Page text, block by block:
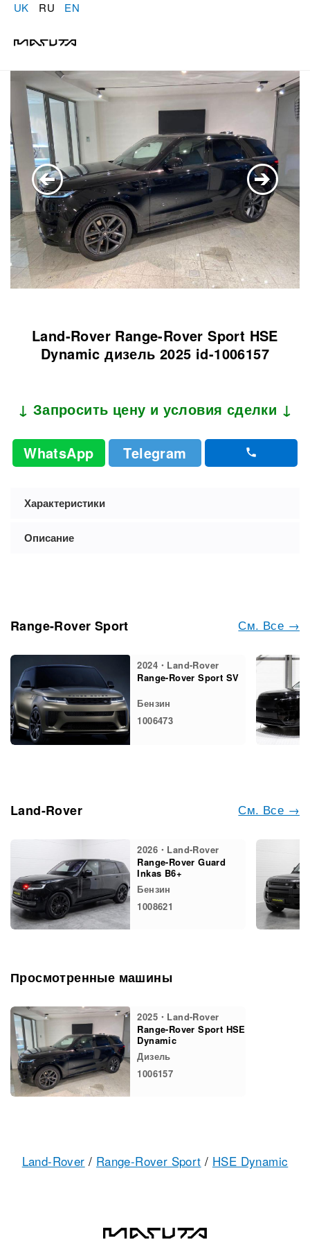
UK RU EN
Land-Rover Range-Rover Sport HSE
Dynamic дизель 2025 id-1006157
↓ Запросить цену и условия сделки ↓
WhatsApp Telegram
Характеристики
Описание
См. Все →
Range-Rover Sport
2024・Land-Rover
Range-Rover Sport SV
Бензин
1006473
См. Все →
Land-Rover
2026・Land-Rover
Range-Rover Guard
Inkas B6+
Бензин
1008621
Просмотренные машины
2025・Land-Rover
Range-Rover Sport HSE
Dynamic
Дизель
1006157
Land-Rover / Range-Rover Sport / HSE Dynamic